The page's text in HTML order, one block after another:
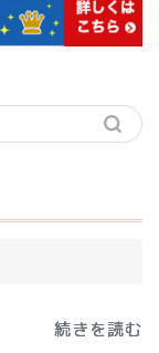
続きを読む
続きを読む
続きを読む